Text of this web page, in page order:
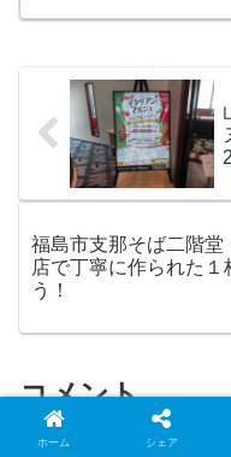
福島市支那そば二階堂
店で丁寧に作られた１
う！
コメント
ホーム シェア